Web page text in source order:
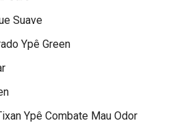
Suave
Ypê Green
Ypê Combate Mau Odor